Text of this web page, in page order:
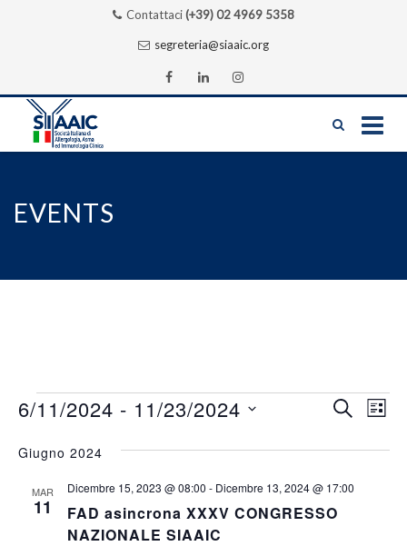
Contattaci(+39) 02 4969 5358
segreteria@siaaic.org
EVENTS
Eventi
Eventi
viste
CERCA
6/11/2024 - 11/23/2024
la
Giugno 2024
MAR
11
FAD asincrona XXXV CONGRESSO
NAZIONALE SIAAIC
Dicembre 15, 2023 @ 08:00 - Dicembre 13, 2024 @ 17:00